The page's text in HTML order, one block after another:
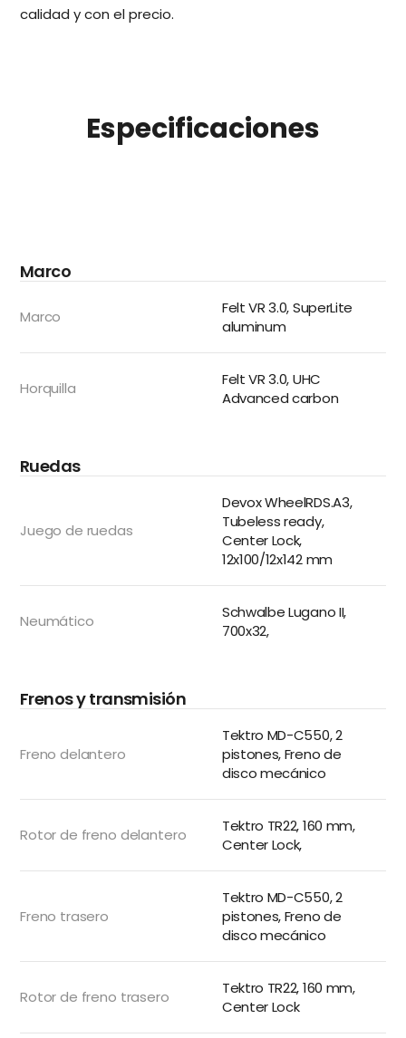
calidad y con el precio.
Especificaciones
Marco
Marco
Felt VR 3.0, SuperLite
aluminum
Horquilla
Felt VR 3.0, UHC
Advanced carbon
Ruedas
Juego de ruedas
Devox WheelRDS.A3,
Tubeless ready,
Center Lock,
12x100/12x142 mm
Neumático
Schwalbe Lugano II,
700x32,
Frenos y transmisión
Freno delantero
Tektro MD-C550, 2
pistones, Freno de
disco mecánico
Rotor de freno delantero
Tektro TR22, 160 mm,
Center Lock,
Freno trasero
Tektro MD-C550, 2
pistones, Freno de
disco mecánico
Rotor de freno trasero
Tektro TR22, 160 mm,
Center Lock